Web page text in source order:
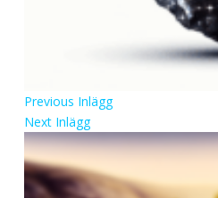
Previous Inlägg
Next Inlägg